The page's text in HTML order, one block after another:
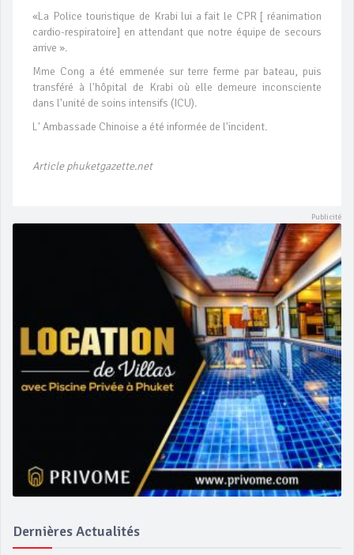
«La Police touristique de Krabi lui a fait le CPR [ réanimation
cardio-respiratoire] en attendant que notre équipe de secours
arrive ».
Mme Cong a été emmenée sur terre ferme par bateau, puis
transféré à l'hôpital de Krabi où elle demeure inconsciente
dans l'unité de soins intensifs (ICU).
L' Ambassade Chinoise a été informée de l'incident.
Article phuketgazette.net
Dernières Actualités